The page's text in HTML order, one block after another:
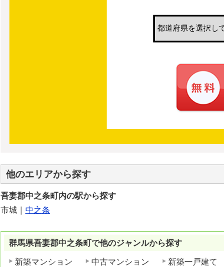
他のエリアから探す
吾妻郡中之条町内の駅から探す
市城 ｜ 中之条
群馬県吾妻郡中之条町で他のジャンルから探す
新築マンション
中古マンション 新築一戸建て